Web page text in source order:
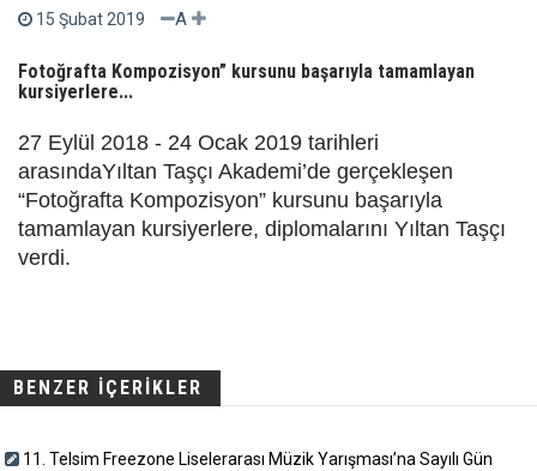
15 Şubat 2019 A
Fotoğrafta Kompozisyon” kursunu başarıyla tamamlayan
kursiyerlere...
27 Eylül 2018 - 24 Ocak 2019 tarihleri
arasındaYıltan Taşçı Akademi’de gerçekleşen
“Fotoğrafta Kompozisyon” kursunu başarıyla
tamamlayan kursiyerlere, diplomalarını Yıltan Taşçı
verdi.
BENZER İÇERİKLER
11. Telsim Freezone Liselerarası Müzik Yarışması’na Sayılı Gün